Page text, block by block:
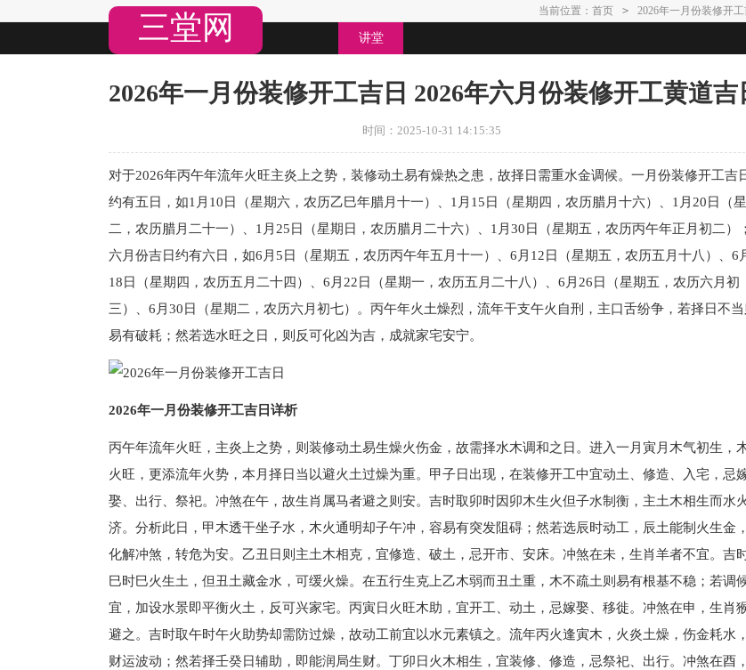
三堂网 讲堂
当前位置： 首页 > 2026年一月份装修开
2026年一月份装修开工吉日 2026年六月份装修开工黄道吉
时间：2025-10-31 14:15:35
对于2026年丙午年流年火旺主炎上之势，装修动土易有燥热之患，故择日需重水金调候。一月份装修开工吉
约有五日，如1月10日（星期六，农历乙巳年腊月十一）、1月15日（星期四，农历腊月十六）、1月20日（
二，农历腊月二十一）、1月25日（星期日，农历腊月二十六）、1月30日（星期五，农历丙午年正月初二）；
六月份吉日约有六日，如6月5日（星期五，农历丙午年五月十一）、6月12日（星期五，农历五月十八）、6
18日（星期四，农历五月二十四）、6月22日（星期一，农历五月二十八）、6月26日（星期五，农历六月初
三）、6月30日（星期二，农历六月初七）。丙午年火土燥烈，流年干支午火自刑，主口舌纷争，若择日不当
易有破耗；然若选水旺之日，则反可化凶为吉，成就家宅安宁。
2026年一月份装修开工吉日详析
丙午年流年火旺，主炎上之势，则装修动土易生燥火伤金，故需择水木调和之日。进入一月寅月木气初生，
火旺，更添流年火势，本月择日当以避火土过燥为重。甲子日出现，在装修开工中宜动土、修造、入宅，忌
娶、出行、祭祀。冲煞在午，故生肖属马者避之则安。吉时取卯时因卯木生火但子水制衡，主土木相生而水
济。分析此日，甲木透干坐子水，木火通明却子午冲，容易有突发阻碍；然若选辰时动工，辰土能制火生金
化解冲煞，转危为安。乙丑日则主土木相克，宜修造、破土，忌开市、安床。冲煞在未，生肖羊者不宜。吉
巳时巳火生土，但丑土藏金水，可缓火燥。在五行生克上乙木弱而丑土重，木不疏土则易有根基不稳；若调
宜，加设水景即平衡火土，反可兴家宅。丙寅日火旺木助，宜开工、动土，忌嫁娶、移徙。冲煞在申，生肖
避之。吉时取午时午火助势却需防过燥，故动工前宜以水元素镇之。流年丙火逢寅木，火炎土燥，伤金耗水
财运波动；然若择壬癸日辅助，即能润局生财。丁卯日火木相生，宜装修、修造，忌祭祀、出行。冲煞在酉